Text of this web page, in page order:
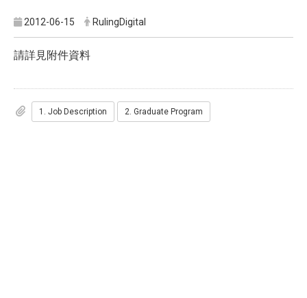
2012-06-15 RulingDigital
請詳見附件資料
1. Job Description 2. Graduate Program